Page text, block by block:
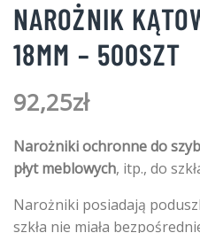
NAROŻNIK
18MM – 500SZT
92,25zł
Narożniki ochronne do szyb
płyt meblowych, itp., do
Narożniki posiadają
szkła nie miała